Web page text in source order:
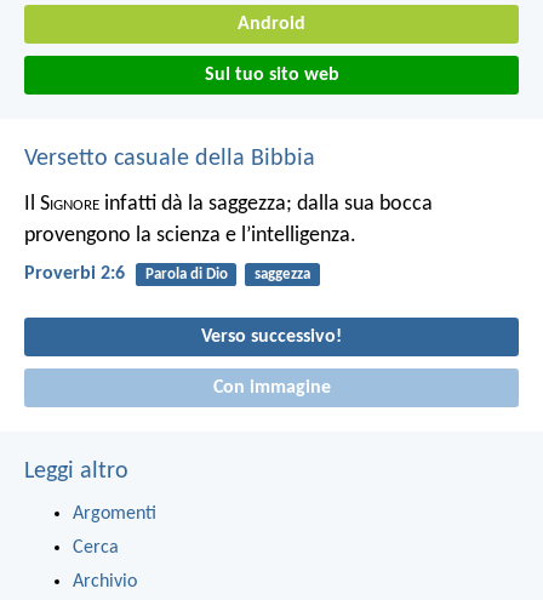
Android
Sul tuo sito web
Versetto casuale della Bibbia
Il Signore infatti dà la saggezza; dalla sua bocca
provengono la scienza e l’intelligenza.
Proverbi 2:6 Parola di Dio saggezza
Verso successivo!
Con immagine
Leggi altro
Argomenti
Cerca
Archivio